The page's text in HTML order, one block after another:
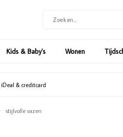
Kids & Baby's Wonen
& creditcard
stijlvolle vazen